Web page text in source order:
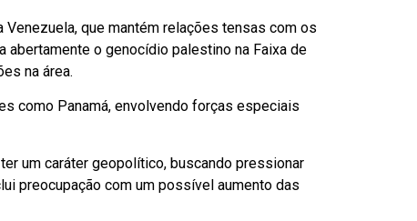
que mantém relações tensas com os
abertamente o genocídio palestino na Faixa de
na área.
como Panamá, envolvendo forças especiais
um caráter geopolítico, buscando pressionar
preocupação com um possível aumento das